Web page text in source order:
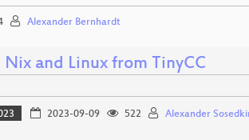
Alexander Bernhardt
and Linux from TinyCC
2023-09-09 522 Alexander